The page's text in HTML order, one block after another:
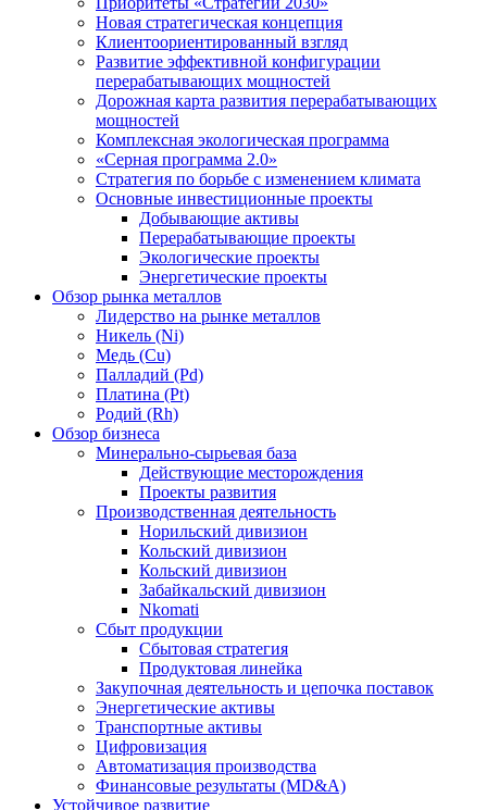
Новая стратегическая концепция
Клиентоориентированный взгляд
Развитие эффективной конфигурации
перерабатывающих мощностей
Дорожная карта развития перерабатывающих
мощностей
Комплексная экологическая программа
«Серная программа 2.0»
Стратегия по борьбе с изменением климата
Основные инвестиционные проекты
Добывающие активы
Перерабатывающие проекты
Экологические проекты
Энергетические проекты
Обзор рынка металлов
Лидерство на рынке металлов
Никель (Ni)
Медь (Cu)
Палладий (Pd)
Платина (Pt)
Родий (Rh)
Обзор бизнеса
Минерально-сырьевая база
Действующие месторождения
Проекты развития
Производственная деятельность
Норильский дивизион
Кольский дивизион
Кольский дивизион
Забайкальский дивизион
Nkomati
Сбыт продукции
Сбытовая стратегия
Продуктовая линейка
Закупочная деятельность и цепочка поставок
Энергетические активы
Транспортные активы
Цифровизация
Автоматизация производства
Финансовые результаты (MD&A)
Устойчивое развитие